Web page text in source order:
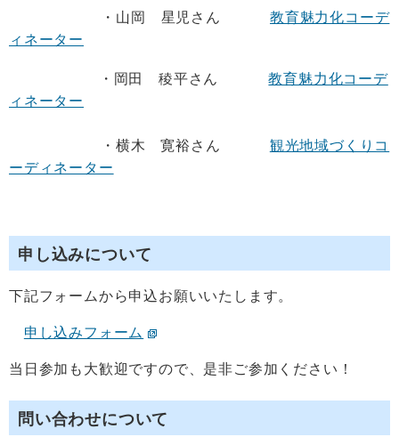
・山岡 星児さん教育魅力化コーデ
ィネーター
・岡田 稜平さん
教育魅力化コーデ
ィネーター
・横木 寛裕さん 観光地域づくりコ
ーディネーター
申し込みについて
下記フォームから申込お願いいたします。
申し込みフォーム
当日参加も大歓迎ですので、是非ご参加ください！
問い合わせについて